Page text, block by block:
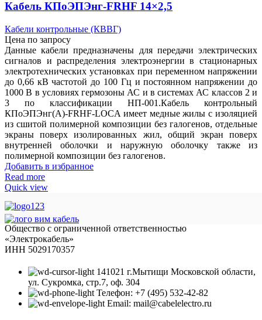
Кабель КПоЭПЭнг-FRHF 14×2,5
Кабели контрольные (КВВГ)
Цена по запросу
Данные кабели предназначены для передачи электрических
сигналов и распределения электроэнергии в стационарных
электротехнических установках при переменном напряжении
до 0,66 кВ частотой до 100 Гц и постоянном напряжении до
1000 В в условиях гермозоны АС и в системах АС классов 2 и
3 по классификации НП-001.Кабель контрольный
КПоЭПЭнг(А)-FRHF-LOCA имеет медные жилы с изоляцией
из сшитой полимерной композиции без галогенов, отдельные
экраны поверх изолированных жил, общий экран поверх
внутренней оболочки и наружную оболочку также из
полимерной композиции без галогенов.
Добавить в избранное
Read more
Quick view
Общество с ограниченной ответственностью
«Электрокабель»
ИНН 5029170357
141021 г.Мытищи Московской области,
ул. Сукромка, стр.7, оф. 304
Телефон: +7 (495) 532-42-82
Email: mail@cabelelectro.ru